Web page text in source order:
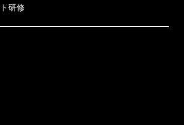
研修